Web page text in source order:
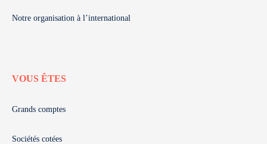
Notre organisation à l’international
VOUS ÊTES
Grands comptes
Sociétés cotées